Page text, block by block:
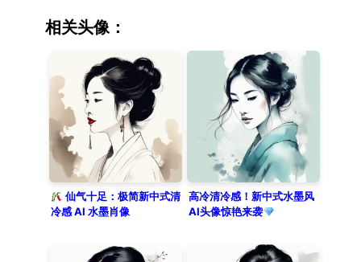
with soft watercolor washes and
delicate line art. She has a serene
expression and elegant facial
features, looking at the viewer.
The composition emphasizes negative
space and minimalist Zen
aesthetics. The background is a
solid, clean pearl gray, creating a
poetic and sophisticated oriental
atmosphere.
相关头像：
仙气十足：极简新中式清
冷感 AI 水墨肖像
高冷清冷感！新中式水墨风
AI头像惊艳来袭